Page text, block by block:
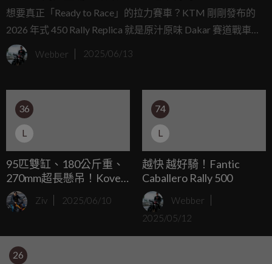
想要真正「Ready to Race」的拉力賽車？KTM 剛剛發布的
2026 年式 450 Rally Replica 就是原汁原味 Dakar 賽道戰車，
全球限量 150 台，專為 RallyGP、Rally2 與 Malle Moto 等賽
事參戰選手量身打造，設計源自 KTM 原廠 Factory Rally 戰
Webber 2025/06/13
36
L
95匹雙缸、180公斤重、
270mm超長懸吊！Kove
800X Rally是中量級ADV
還是狂暴越野怪獸？
Ziv 2025/06/10
74
L
越快 越好騎！Fantic
Caballero Rally 500
Webber
2025/05/12
26